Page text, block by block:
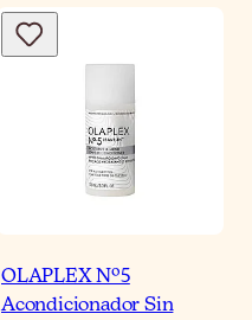
OLAPLEX Nº5
Acondicionador Sin